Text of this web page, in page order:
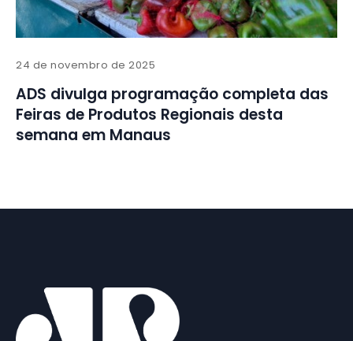
24 de novembro de 2025
ADS divulga programação completa das
Feiras de Produtos Regionais desta
semana em Manaus